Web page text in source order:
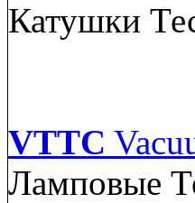
Катушки
VTTC
Ламповые